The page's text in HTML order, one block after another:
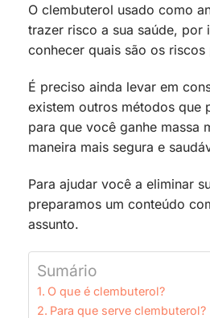
O clembuterol usado como
trazer risco a sua saúde, por
conhecer quais são os riscos
É preciso ainda levar em
existem outros métodos que
para que você ganhe massa
maneira mais segura e
Para ajudar você a eliminar
preparamos um conteúdo
assunto.
Sumário
O que é clembuterol?
Para que serve clembuterol?